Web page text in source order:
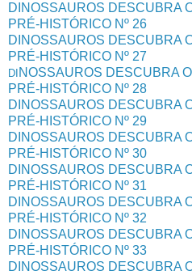
DINOSSAUROS DESCUBRA
PRÉ-HISTÓRICO Nº 26
DINOSSAUROS DESCUBRA
PRÉ-HISTÓRICO Nº 27
DI NOSSAUROS DESCUBRA
PRÉ-HISTÓRICO Nº 28
DINOSSAUROS DESCUBRA
PRÉ-HISTÓRICO Nº 29
DINOSSAUROS DESCUBRA
PRÉ-HISTÓRICO Nº 30
DINOSSAUROS DESCUBRA
PRÉ-HISTÓRICO Nº 31
DINOSSAUROS DESCUBRA
PRÉ-HISTÓRICO Nº 32
DINOSSAUROS DESCUBRA
PRÉ-HISTÓRICO Nº 33
DINOSSAUROS DESCUBRA